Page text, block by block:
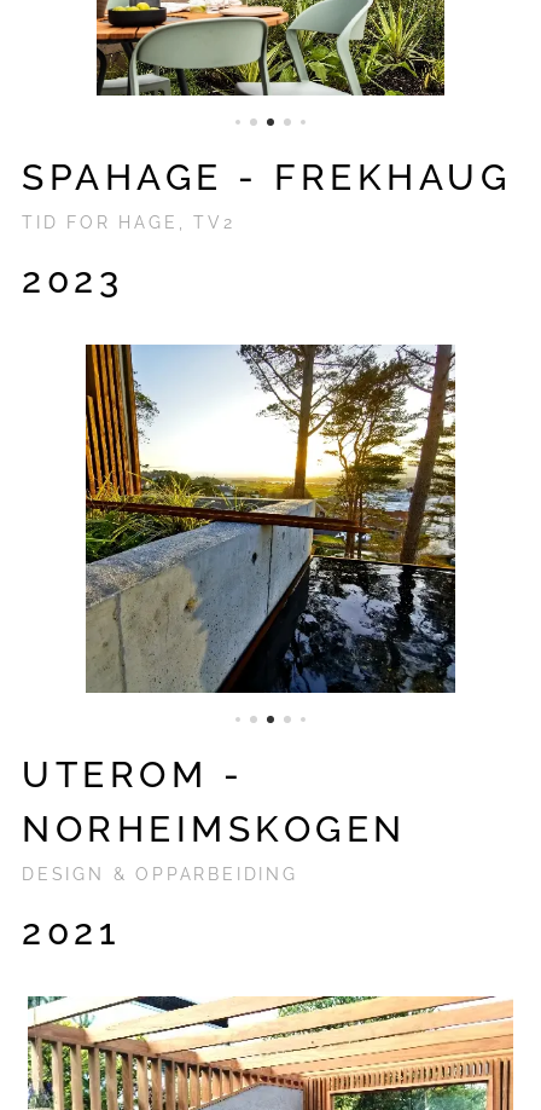
SPAHAGE - FREKHAUG
TID FOR HAGE, TV2
2023
UTEROM -
NORHEIMSKOGEN
DESIGN & OPPARBEIDING
2021